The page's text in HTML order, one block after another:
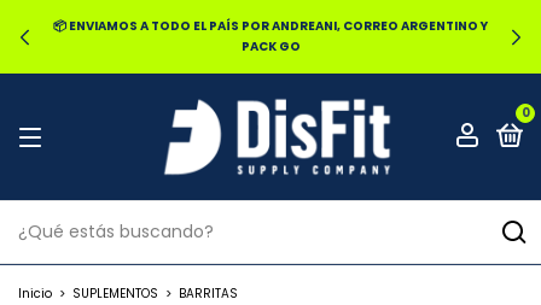
🔥20% OFF POR TRANSFERENCIA | 25% OFF EN EFECTIVO RETIRANDO
EN LOCAL
0
Inicio > SUPLEMENTOS > BARRITAS